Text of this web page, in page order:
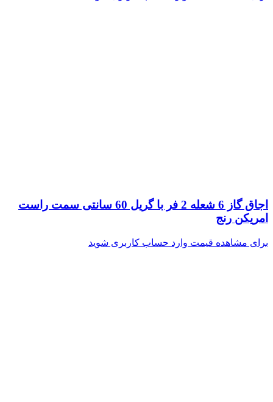
اجاق گاز 6 شعله 2 فر با گریل 60 سانتی سمت راست
امریکن رنج
برای مشاهده قیمت وارد حساب کاربری شوید